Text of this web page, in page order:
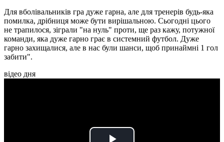
Для вболівальників гра дуже гарна, але для тренерів будь-яка
помилка, дрібниця може бути вирішальною. Сьогодні цього
не трапилося, зіграли "на нуль" проти, ще раз кажу, потужної
команди, яка дуже гарно грає в системний футбол. Дуже
гарно захищалися, але в нас були шанси, щоб принаймні 1 гол
забити".
відео дня